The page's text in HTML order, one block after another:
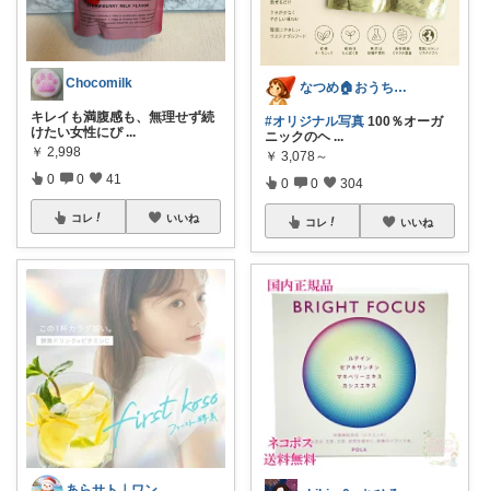
Chocomilk
キレイも満腹感も、無理せず続
けたい女性にぴ ...
￥ 2,998
0 0 41
コレ いいね
なつめ🏠️おうち時間大好き
#オリジナル写真 100％オーガ
ニックのヘ ...
￥ 3,078～
0 0 304
コレ いいね